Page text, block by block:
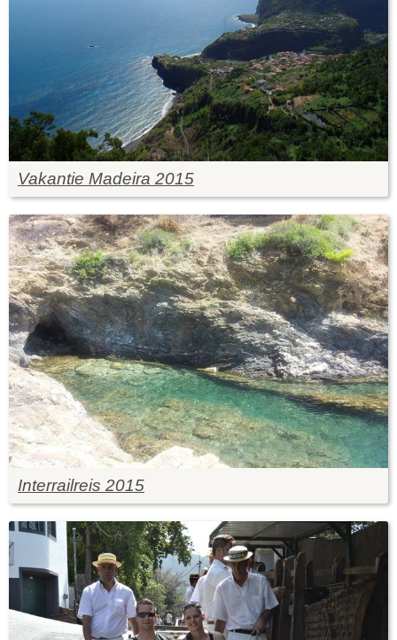
Vakantie Madeira 2015
Interrailreis 2015